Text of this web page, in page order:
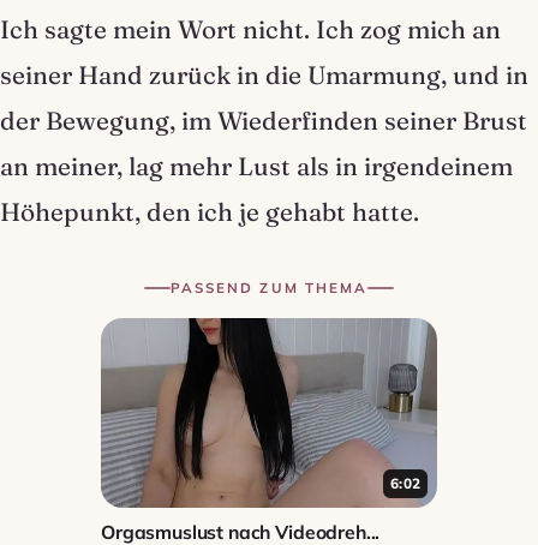
Ich sagte mein Wort nicht. Ich zog mich an
seiner Hand zurück in die Umarmung, und in
der Bewegung, im Wiederfinden seiner Brust
an meiner, lag mehr Lust als in irgendeinem
Höhepunkt, den ich je gehabt hatte.
PASSEND ZUM THEMA
6:02
Orgasmuslust nach Videodreh...